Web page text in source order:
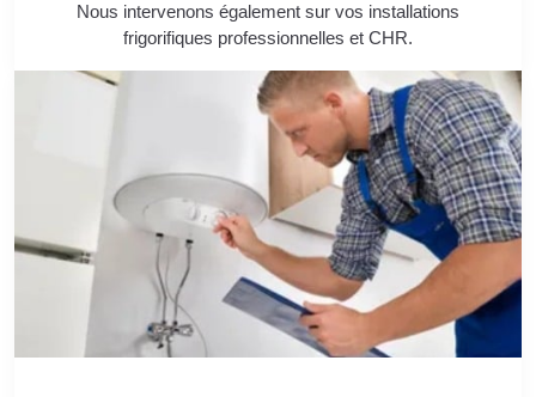
Nous intervenons également sur vos installations
frigorifiques professionnelles et CHR.